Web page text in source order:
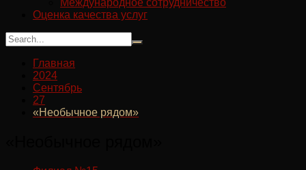
Международное сотрудничество
Оценка качества услуг
Главная
2024
Сентябрь
27
«Необычное рядом»